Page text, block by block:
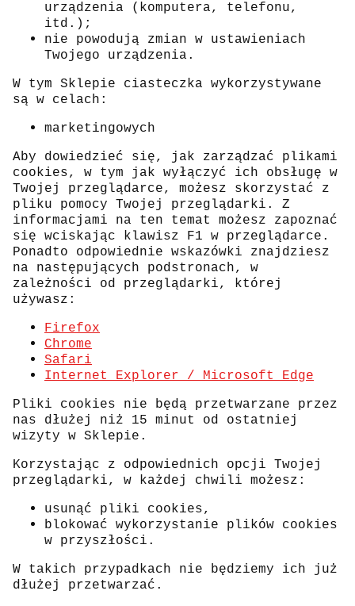
urządzenia (komputera, telefonu,
itd.);
nie powodują zmian w ustawieniach
Twojego urządzenia.
W tym Sklepie ciasteczka wykorzystywane
są w celach:
marketingowych
Aby dowiedzieć się, jak zarządzać plikami
cookies, w tym jak wyłączyć ich obsługę w
Twojej przeglądarce, możesz skorzystać z
pliku pomocy Twojej przeglądarki. Z
informacjami na ten temat możesz zapoznać
się wciskając klawisz F1 w przeglądarce.
Ponadto odpowiednie wskazówki znajdziesz
na następujących podstronach, w
zależności od przeglądarki, której
używasz:
Firefox
Chrome
Safari
Internet Explorer / Microsoft Edge
Pliki cookies nie będą przetwarzane przez
nas dłużej niż 15 minut od ostatniej
wizyty w Sklepie.
Korzystając z odpowiednich opcji Twojej
przeglądarki, w każdej chwili możesz:
usunąć pliki cookies,
blokować wykorzystanie plików cookies
w przyszłości.
W takich przypadkach nie będziemy ich już
dłużej przetwarzać.